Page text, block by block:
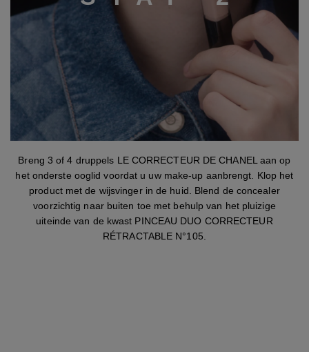
Breng 3 of 4 druppels LE CORRECTEUR DE CHANEL aan op
het onderste ooglid voordat u uw make-up aanbrengt. Klop het
product met de wijsvinger in de huid. Blend de concealer
voorzichtig naar buiten toe met behulp van het pluizige
uiteinde van de kwast PINCEAU DUO CORRECTEUR
RÉTRACTABLE N°105.